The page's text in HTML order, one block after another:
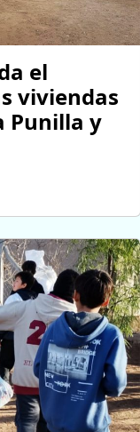
el
viviendas
Punilla y